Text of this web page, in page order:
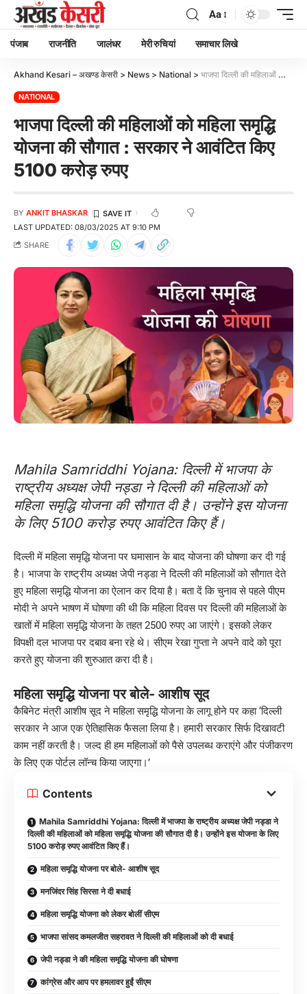
Aa
पंजाब राजनीति जालंधर मेरी रुचियां समाचार लिखे
Akhand Kesari – अखण्ड केसरी > News > National > भाजपा दिल्ली की महिलाओं को महिला समृद्धि योजना की सौगात : सरकार ने आवंटित किए 5100 करोड़ रुपए
NATIONAL
भाजपा दिल्ली की महिलाओं को महिला समृद्धि
योजना की सौगात : सरकार ने आवंटित किए
5100 करोड़ रुपए
LAST UPDATED: 08/03/2025 AT 9:10 PM
BY ANKIT BHASKAR
SHARE
Mahila Samriddhi Yojana: दिल्ली में भाजपा के
राष्ट्रीय अध्यक्ष जेपी नड्डा ने दिल्ली की महिलाओं को
महिला समृद्धि योजना की सौगात दी है। उन्होंने इस योजना
के लिए 5100 करोड़ रुपए आवंटित किए हैं।
दिल्ली में महिला समृद्धि योजना पर घमासान के बाद योजना की घोषणा कर दी गई
है। भाजपा के राष्ट्रीय अध्यक्ष जेपी नड्डा ने दिल्ली की महिलाओं को सौगात देते
हुए महिला समृद्धि योजना का ऐलान कर दिया है। बता दें कि चुनाव से पहले पीएम
मोदी ने अपने भाषण में घोषणा की थी कि महिला दिवस पर दिल्ली की महिलाओं के
खातों में महिला समृद्धि योजना के तहत 2500 रुपए आ जाएंगे। इसको लेकर
विपक्षी दल भाजपा पर दबाव बना रहे थे। सीएम रेखा गुप्ता ने अपने वादे को पूरा
करते हुए योजना की शुरुआत करा दी है।
महिला समृद्धि योजना पर बोले- आशीष सूद
कैबिनेट मंत्री आशीष सूद ने महिला समृद्धि योजना के लागू होने पर कहा ‘दिल्ली
सरकार ने आज एक ऐतिहासिक फैसला लिया है। हमारी सरकार सिर्फ दिखावटी
काम नहीं करती है। जल्द ही हम महिलाओं को पैसे उपलब्ध कराएंगे और पंजीकरण
के लिए एक पोर्टल लॉन्च किया जाएगा।’
Contents
Mahila Samriddhi Yojana: दिल्ली में भाजपा के राष्ट्रीय अध्यक्ष जेपी नड्डा ने
दिल्ली की महिलाओं को महिला समृद्धि योजना की सौगात दी है। उन्होंने इस योजना के लिए
5100 करोड़ रुपए आवंटित किए हैं।
महिला समृद्धि योजना पर बोले- आशीष सूद
मनजिंदर सिंह सिरसा ने दी बधाई
महिला समृद्धि योजना को लेकर बोलीं सीएम
भाजपा सांसद कमलजीत सहरावत ने दिल्ली की महिलाओं को दी बधाई
जेपी नड्डा ने की महिला समृद्धि योजना की घोषणा
कांग्रेस और आप पर हमलावर हुईं सीएम